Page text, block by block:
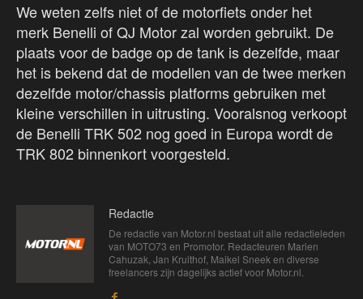
We weten zelfs niet of de motorfiets onder het
merk Benelli of QJ Motor zal worden gebruikt. De
plaats voor de badge op de tank is dezelfde, maar
het is bekend dat de modellen van de twee merken
dezelfde motor/chassis platforms gebruiken met
kleine verschillen in uitrusting. Vooralsnog verkoopt
de Benelli TRK 502 nog goed in Europa wordt de
TRK 802 binnenkort voorgesteld.
Redactie
De redactie van Motor.nl bestaat uit alle redactieleden
van MOTO73 en Promotor. Redacteuren Marien
Cahuzak, Jan Kruithof, Maikel Sneek en diverse
freelancers zijn dagelijks actief voor Motor.nl.